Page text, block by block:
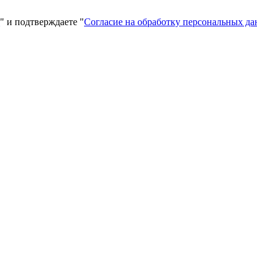
" и подтверждаете "Согласие на обработку персональных